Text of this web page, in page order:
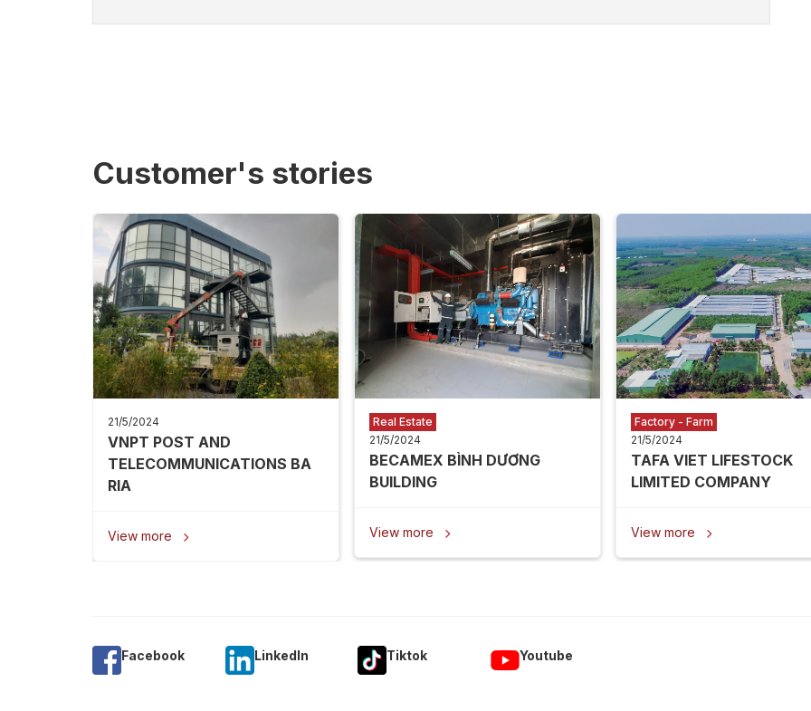
Customer's stories
21/5/2024
VNPT POST AND
TELECOMMUNICATIONS BA
RIA
View more 
Real Estate
21/5/2024
BECAMEX BÌNH DƯƠNG
BUILDING
View more 
Factory - Farm
21/5/2024
TAFA VIET LIFESTOCK
LIMITED COMPANY
View more 
Facebook Linkedln Tiktok Youtube